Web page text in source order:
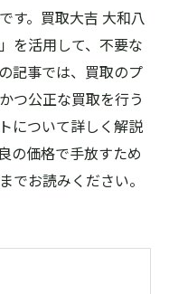
す。買取大吉 大和八
を活用して、不要な
記事では、買取のプ
つ公正な買取を行う
について詳しく解説
の価格で手放すため
でお読みください。